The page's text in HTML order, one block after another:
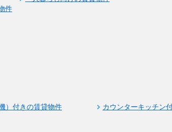
件
）付きの賃貸物件
カウンターキッチン